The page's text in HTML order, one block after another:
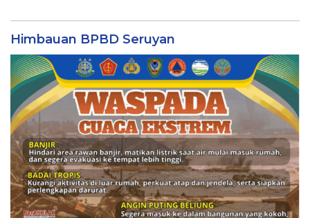
Himbauan BPBD Seruyan